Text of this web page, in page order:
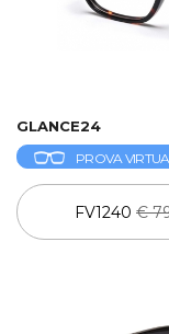
GLANCE24
PROVA
FV1240 €